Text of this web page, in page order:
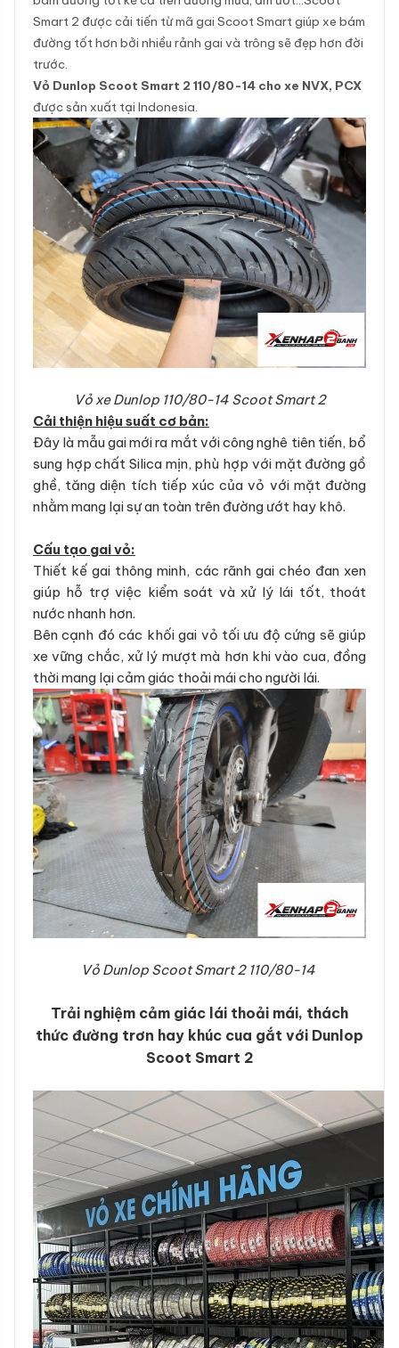
Smart 2 được cải tiến từ mã gai Scoot Smart giúp xe bám
đường tốt hơn bởi nhiều rảnh gai và trông sẽ đẹp hơn đời
trước.
Vỏ Dunlop Scoot Smart 2 110/80-14 cho xe NVX, PCX
được sản xuất tại Indonesia.
Vỏ xe Dunlop 110/80-14 Scoot Smart 2
Cải thiện hiệu suất cơ bản:
Đây là mẫu gai mới ra mắt với công nghê tiên tiến, bổ
sung hợp chất Silica mịn, phù hợp với mặt đường gồ
ghề, tăng diện tích tiếp xúc của vỏ với mặt đường
nhằm mang lại sự an toàn trên đường ướt hay khô.
Cấu tạo gai vỏ:
Thiết kế gai thông minh, các rãnh gai chéo đan xen
giúp hỗ trợ việc kiểm soát và xử lý lái tốt, thoát
nước nhanh hơn.
Bên cạnh đó các khối gai vỏ tối ưu độ cứng sẽ giúp
xe vững chắc, xử lý mượt mà hơn khi vào cua, đồng
thời mang lại cảm giác thoải mái cho người lái.
Vỏ Dunlop Scoot Smart 2 110/80-14
Trải nghiệm cảm giác lái thoải mái, thách
thức đường trơn hay khúc cua gắt với Dunlop
Scoot Smart 2